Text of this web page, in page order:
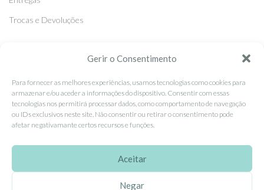
Gerir o Consentimento
Para fornecer as melhores experiências, usamos tecnologias como cookies para
armazenar e/ou aceder a informações do dispositivo. Consentir com essas
tecnologias nos permitirá processar dados, como comportamento de navegação
ou IDs exclusivos neste site. Não consentir ou retirar o consentimento pode
afetar negativamante certos recursos e funções.
Aceitar
Negar
Trocas e Devoluções
Facebook
Instagram
Pinterest